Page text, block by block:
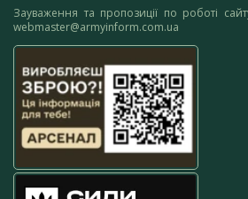
Зауваження та пропозиції по роботі
webmaster@armyinform.com.ua